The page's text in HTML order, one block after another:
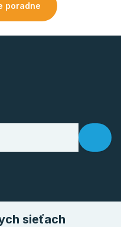
poradne
sieťach